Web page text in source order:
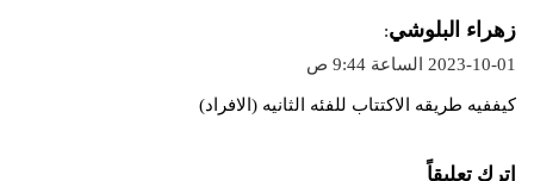
ي
ق
زهراء البلوشي:
2023-10-01 الساعة 9:44 ص
كيففيه طريقه الاكتتاب للفئه الثانيه (الافراد)
اترك تعليقاً